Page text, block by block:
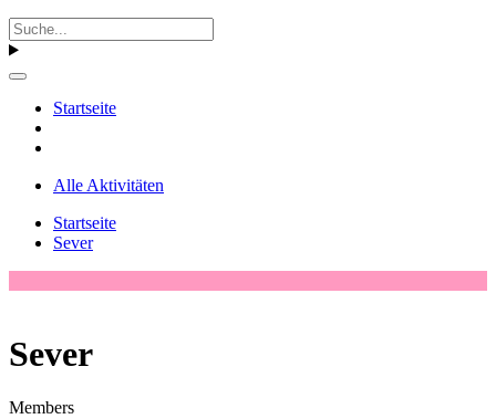
Startseite
Alle Aktivitäten
Startseite
Sever
Sever
Members